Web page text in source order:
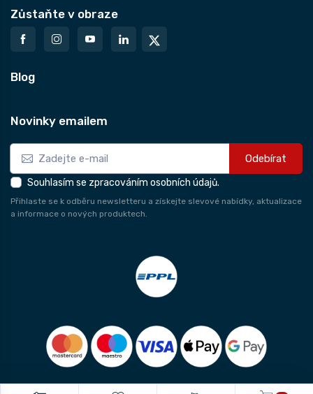
Zůstaňte v obraze
Blog
Novinky emailem
Odebírat
Souhlasím se zpracováním osobních údajů.
Přihlaste se k odběru newsletteru a získejte slevové nabídky, aktualizace
a informace o nových produktech.